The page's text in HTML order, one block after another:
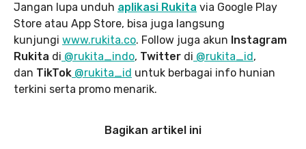
Jangan lupa unduh aplikasi Rukita via Google Play
Store atau App Store, bisa juga langsung
kunjungi www.rukita.co. Follow juga akun Instagram
Rukita di @rukita_indo, Twitter di @rukita_id,
dan TikTok @rukita_id untuk berbagai info hunian
terkini serta promo menarik.
Bagikan artikel ini